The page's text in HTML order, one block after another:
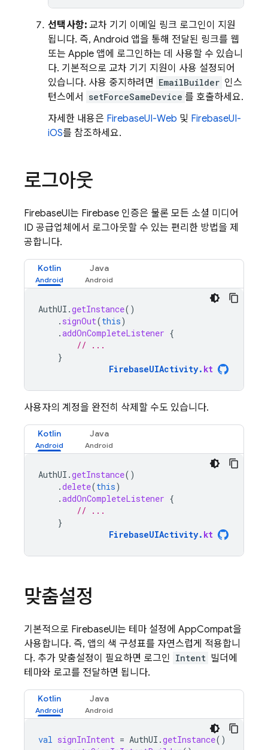
선택사항: 교차 기기 이메일 링크 로그인이 지원
됩니다. 즉, Android 앱을 통해 전달된 링크를 웹
또는 Apple 앱에 로그인하는 데 사용할 수 있습니
다. 기본적으로 교차 기기 지원이 사용 설정되어
있습니다. 사용 중지하려면 EmailBuilder 인스
턴스에서
setForceSameDevice 를 호출하세요.
자세한 내용은 FirebaseUI-Web 및 FirebaseUI-
iOS를 참조하세요.
로그아웃
FirebaseUI는 Firebase 인증은 물론 모든 소셜 미디어
ID 공급업체에서 로그아웃할 수 있는 편리한 방법을 제
공합니다.
Kotlin Java
AuthUI .getInstance()
. signOut(this)
.addOnCompleteListener {
// ...
}
FirebaseUIActivity. kt
사용자의 계정을 완전히 삭제할 수도 있습니다.
Kotlin Java
AuthUI .getInstance()
.delete(this)
.addOnCompleteListener {
// ...
}
FirebaseUIActivity. kt
맞춤설정
기본적으로 FirebaseUI는 테마 설정에 AppCompat을
사용합니다. 즉, 앱의 색 구성표를 자연스럽게 적용합니
다. 추가 맞춤설정이 필요하면 로그인 Intent 빌더에
테마와 로고를 전달하면 됩니다.
Kotlin Java
val signInIntent = AuthUI .getInstance()